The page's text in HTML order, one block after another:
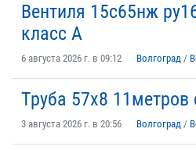
Вентиля 15с65нж
класс А
6 августа 2026 г. в 09:12 Волгоград /
Труба 57х8 11метров
3 августа 2026 г. в 20:56 Волгоград /